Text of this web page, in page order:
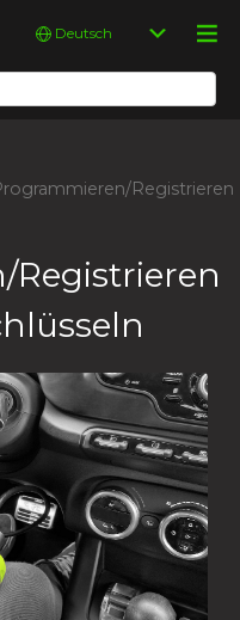
Sprache
Registrieren
Registrieren